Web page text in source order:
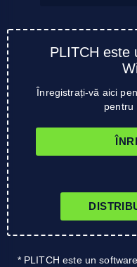
PLITCH este
Înregistrați-vă aici
pentru
* PLITCH este un